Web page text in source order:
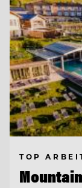
TOP